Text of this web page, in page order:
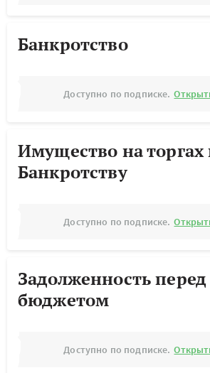
Банкротство
Доступно по подписке.
Имущество на торгах
Банкротству
Доступно по подписке.
Задолженность перед
бюджетом
Доступно по подписке.